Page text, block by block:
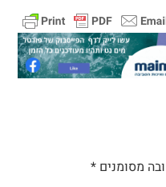
מסומנים *